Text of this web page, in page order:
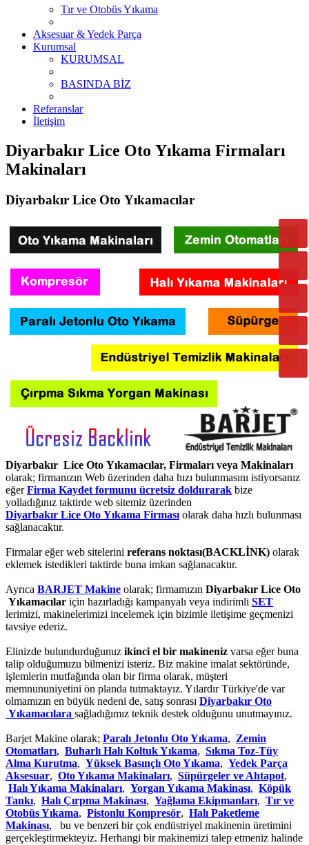
Tır ve Otobüs Yıkama
Aksesuar & Yedek Parça
Kurumsal
KURUMSAL
BASINDA BİZ
Referanslar
İletişim
Diyarbakır Lice Oto Yıkama Firmaları
Makinaları
Diyarbakır Lice Oto Yıkamacılar
Diyarbakır Lice Oto Yıkamacılar, Firmaları veya Makinaları
olarak; firmanızın Web üzerinden daha hızı bulunmasını istiyorsanız
eğerFirma Kaydet formunu ücretsiz doldurarak bize
yolladığınız taktirde web sitemiz üzerinden
Diyarbakır Lice Oto Yıkama Firmasıolarak daha hızlı bulunması
sağlanacaktır.
Firmalar eğer web sitelerini referans noktası(BACKLİNK) olarak
eklemek istedikleri taktirde buna imkan sağlanacaktır.
Ayrıca BARJET Makine olarak; firmamızın Diyarbakır Lice Oto
Yıkamacılar için hazırladığı kampanyalı veya indirimli SET
lerimizi, makinelerimizi incelemek için bizimle iletişime geçmenizi
tavsiye ederiz.
Elinizde bulundurduğunuz ikinci el bir makineniz varsa eğer buna
talip olduğumuzu bilmenizi isteriz. Biz makine imalat sektöründe,
işlemlerin mutfağında olan bir firma olarak, müşteri
memnununiyetini ön planda tutmaktayız. Yılardır Türkiye'de var
olmamızın en büyük nedeni de, satış sonrası Diyarbakır Oto
Yıkamacılara sağladığımız teknik destek olduğunu unutmayınız.
Barjet Makine olarak; Paralı Jetonlu Oto Yıkama, Zemin
Otomatları, Buharlı Halı Koltuk Yıkama, Sıkma Toz-Tüy
Alma Kurutma, Yüksek Basınçlı Oto Yıkama, Yedek Parça
Aksesuar, Oto Yıkama Makinaları, Süpürgeler ve Ahtapot,
Halı Yıkama Makinaları, Yorgan Yıkama Makinası, Köpük
Tankı, Halı Çırpma Makinası, Yağlama Ekipmanları, Tır ve
Otobüs Yıkama, Pistonlu Kompresör, Halı Paketleme
Makinası, bu ve benzeri bir çok endüstriyel makinenin üretimini
gerçekleştirmekteyiz. Herhangi bir makinemizi talep etmeniz halinde